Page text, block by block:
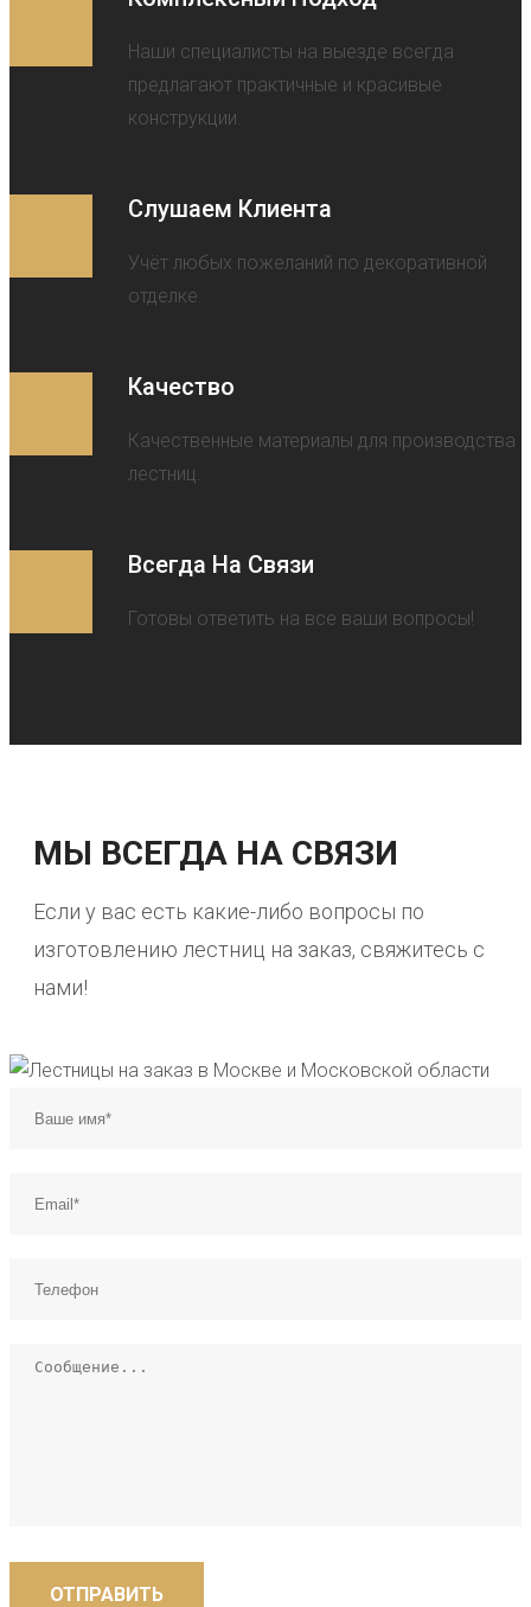
Наши специалисты на выезде всегда
предлагают практичные и красивые
конструкции.
Слушаем Клиента
Учёт любых пожеланий по декоративной
отделке.
Качество
Качественные материалы для производства
лестниц.
Всегда На Связи
Готовы ответить на все ваши вопросы!
МЫ ВСЕГДА НА СВЯЗИ
Если у вас есть какие-либо вопросы по
изготовлению лестниц на заказ, свяжитесь с
нами!
ОТПРАВИТЬ